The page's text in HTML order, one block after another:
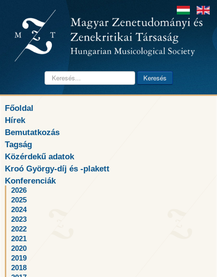
Keresés... Keresés
Főoldal
Hírek
Bemutatkozás
Tagság
Közérdekű adatok
Kroó György-díj és -plakett
Konferenciák
2026
2025
2024
2023
2022
2021
2020
2019
2018